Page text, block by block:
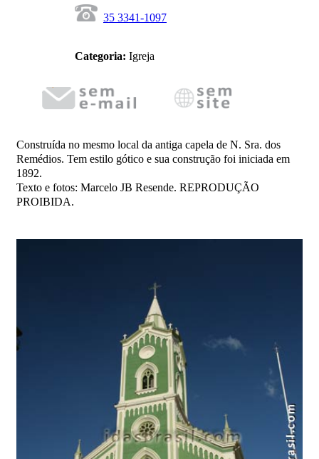
35 3341-1097
Categoria: Igreja
Construída no mesmo local da antiga capela de N. Sra. dos
Remédios. Tem estilo gótico e sua construção foi iniciada em
1892.
Texto e fotos: Marcelo JB Resende. REPRODUÇÃO
PROIBIDA.